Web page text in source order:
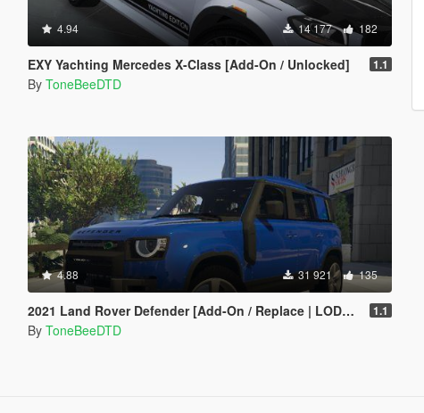
4.94 14 177 182
EXY Yachting Mercedes X-Class [Add-On / Unlocked] 1.1
By ToneBeeDTD
4.88 31 921 135
2021 Land Rover Defender [Add-On / Replace | LODs | Unlocked] 1.1
By ToneBeeDTD